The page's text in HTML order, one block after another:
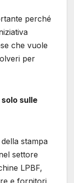
perché
che vuole
per
sulle
stampa
settore
LPBF,